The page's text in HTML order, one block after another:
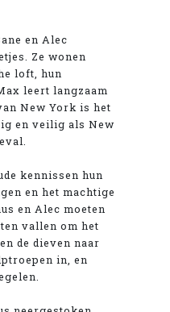
en Alec
Ze wonen
loft, hun
leert langzaam
New York is het
en veilig als New
kennissen hun
en het machtige
en Alec moeten
vallen om het
de dieven naar
in, en